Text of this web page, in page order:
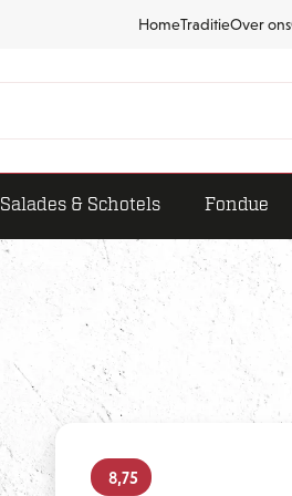
HomeTraditieOver ons
Salades & Schotels Fondue
8,75